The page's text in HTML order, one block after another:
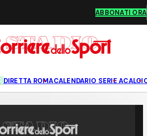
ABBONATI ORA
DIRETTA ROMACALENDARIO SERIE A